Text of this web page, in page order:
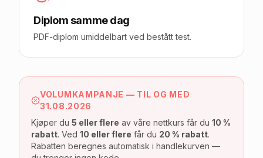
Diplom samme dag
PDF-diplom umiddelbart ved bestått test.
VOLUMKAMPANJE — TIL OG MED
31.08.2026
Kjøper du 5 eller flere av våre nettkurs får du 10 %
rabatt. Ved 10 eller flere får du 20 % rabatt.
Rabatten beregnes automatisk i handlekurven —